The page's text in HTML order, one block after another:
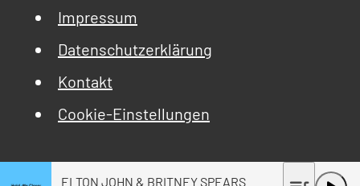
Impressum
Datenschutzerklärung
Kontakt
Cookie-Einstellungen
ELTON JOHN & BRITNEY SPEARS